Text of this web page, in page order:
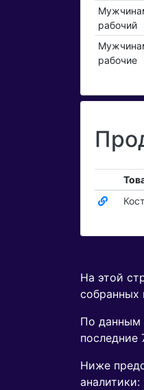
рабочий
рабочие
На этой
собранных
По данным
последние
Ниже
аналитики: